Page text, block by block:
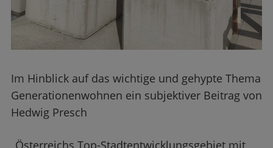
Im Hinblick auf das wichtige und gehypte Thema
Generationenwohnen ein subjektiver Beitrag von
Hedwig Presch
„Österreichs Top-Stadtentwicklungsgebiet mit